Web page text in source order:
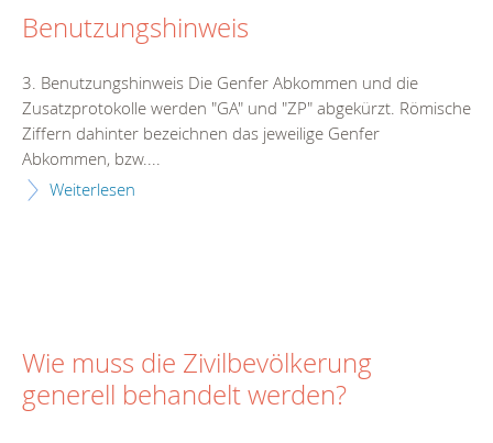
Benutzungshinweis
3. Benutzungshinweis Die Genfer Abkommen und die
Zusatzprotokolle werden "GA" und "ZP" abgekürzt. Römische
Ziffern dahinter bezeichnen das jeweilige Genfer
Abkommen, bzw....
Weiterlesen
Wie muss die Zivilbevölkerung
generell behandelt werden?